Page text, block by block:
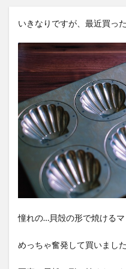
いきなりですが、最近買っ
憧れの…貝殻の形で焼けるマ
めっちゃ奮発して買いました